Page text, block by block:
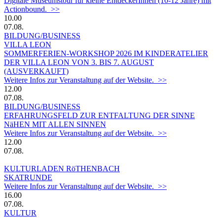
Actionbound. >>
10.00
07.08.
BILDUNG/BUSINESS
VILLA LEON
SOMMERFERIEN-WORKSHOP 2026 IM KINDERATELIER
DER VILLA LEON VON 3. BIS 7. AUGUST
(AUSVERKAUFT)
Weitere Infos zur Veranstaltung auf der Website. >>
12.00
07.08.
BILDUNG/BUSINESS
ERFAHRUNGSFELD ZUR ENTFALTUNG DER SINNE
NäHEN MIT ALLEN SINNEN
Weitere Infos zur Veranstaltung auf der Website. >>
12.00
07.08.
KULTURLADEN RöTHENBACH
SKATRUNDE
Weitere Infos zur Veranstaltung auf der Website. >>
16.00
07.08.
KULTUR